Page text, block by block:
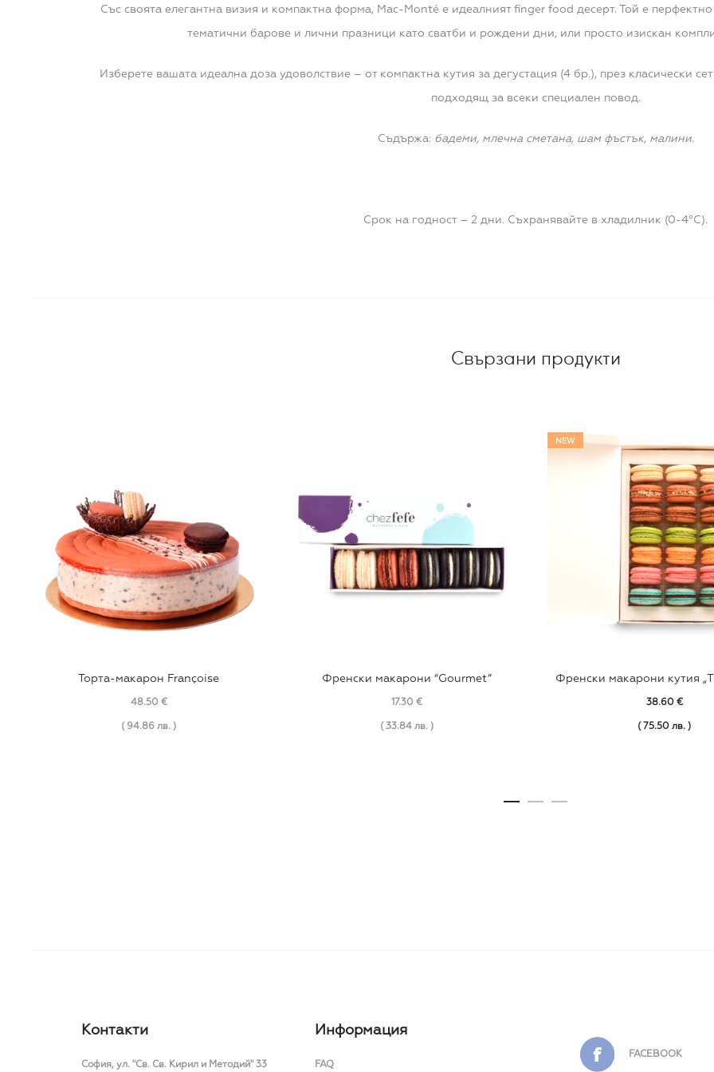
Със своята елегантна визия и компактна форма, Mac-Monté е идеалният finger food десерт. Той е
тематични барове и лични празници като сватби и рождени дни, или просто изискан
Изберете вашата идеална доза удоволствие – от компактна кутия за дегустация (4 бр.), през класически
подходящ за всеки специален повод.
Съдържа: бадеми, млечна сметана, шам фъстък, малини.
Срок на годност – 2 дни. Съхранявайте в хладилник (0-4°C).
Свързани продукти
Торта-макарон Françoise
48.50 €
( 94.86 лв. )
Френски макарони “Gourmet”
17.30 €
( 33.84 лв. )
NEW
Френски макарони кутия
38.60 €
( 75.50 лв. )
Контакти
София, ул. "Св. Св. Кирил и Методий" 33
Информация
FAQ
FACEBOOK